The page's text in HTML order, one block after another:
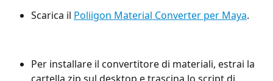
Scarica il Poliigon Material Converter per Maya.
Per installare il convertitore di materiali, estrai la